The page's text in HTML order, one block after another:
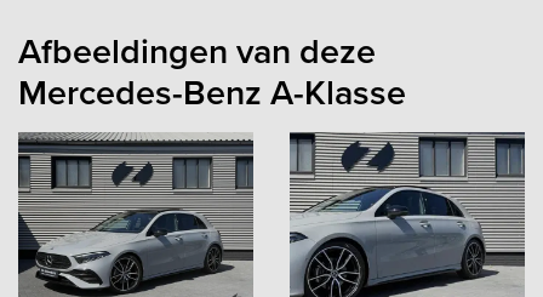
Afbeeldingen van deze
Mercedes-Benz A-Klasse